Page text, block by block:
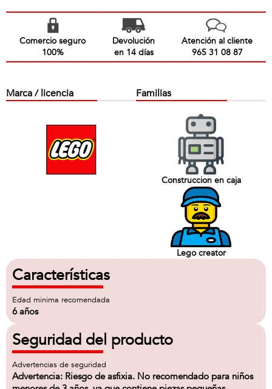
Comercio seguro
100%
Devolución
en 14 días
Atención al cliente
965 31 08 87
Marca / licencia Familias
Construccion en caja
Lego creator
Características
Edad minima recomendada
6 años
Seguridad del producto
Advertencias de seguridad
Advertencia: Riesgo de asfixia. No recomendado para niños